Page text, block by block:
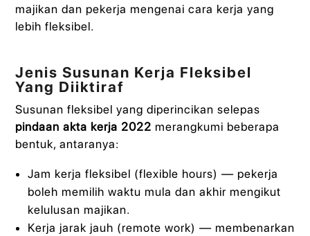
majikan dan pekerja mengenai cara kerja yang
lebih fleksibel.
Jenis Susunan Kerja Fleksibel
Yang Diiktiraf
Susunan fleksibel yang diperincikan selepas
pindaan akta kerja 2022 merangkumi beberapa
bentuk, antaranya:
Jam kerja fleksibel (flexible hours) — pekerja
boleh memilih waktu mula dan akhir mengikut
kelulusan majikan.
Kerja jarak jauh (remote work) — membenarkan